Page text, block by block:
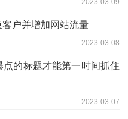
2023-03-09
户并增加网站流量
2023-03-08
的标题才能第一时间抓住
2023-03-07